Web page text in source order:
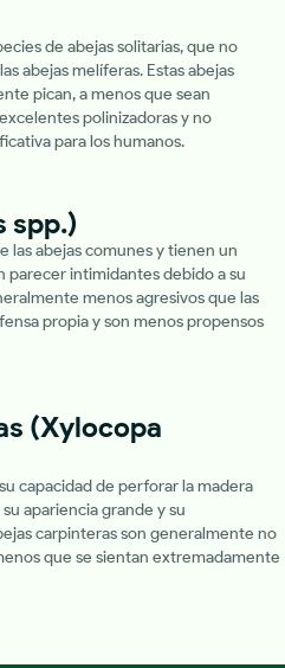
de abejas solitarias, que no
abejas melíferas. Estas abejas
pican, a menos que sean
polinizadoras y no
para los humanos.
spp.)
las abejas comunes y tienen un
parecer intimidantes debido a su
menos agresivos que las
propia y son menos propensos
(Xylocopa
capacidad de perforar la madera
apariencia grande y su
carpinteras son generalmente no
que se sientan extremadamente